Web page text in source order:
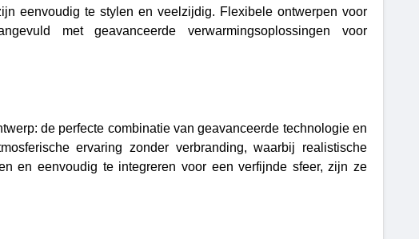
eenvoudig te stylen en veelzijdig. Flexibele ontwerpen voor
met geavanceerde verwarmingsoplossingen voor
de perfecte combinatie van geavanceerde technologie en
ervaring zonder verbranding, waarbij realistische
en eenvoudig te integreren voor een verfijnde sfeer, zijn ze